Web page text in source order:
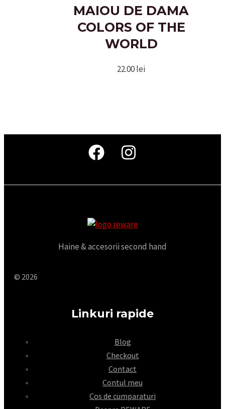
MAIOU DE DAMA
COLORS OF THE
WORLD
22.00lei
Haine & accesorii second hand
© 2026
Linkuri rapide
Blog
Checkout
Contact
Contul meu
Cos de cumparaturi